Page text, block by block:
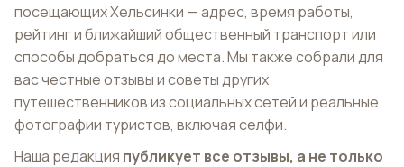
посещающих Хельсинки — адрес, время работы,
рейтинг и ближайший общественный транспорт или
способы добраться до места. Мы также собрали для
вас честные отзывы и советы других
путешественников из социальных сетей и реальные
фотографии туристов, включая селфи.
Наша редакция публикует все отзывы, а не только